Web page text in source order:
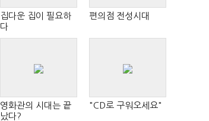
집다운 집이 필요하
다
편의점 전성시대
영화관의 시대는 끝
났다?
"CD로 구워오세요"